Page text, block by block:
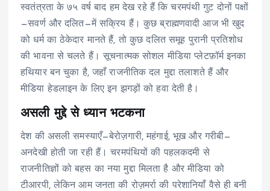
स्वतंत्रता के ७५ वर्ष बाद हम देख रहे हैं कि चरमपंथी गुट दोनों पक्षों
—सवर्ण और दलित—में सक्रिय हैं। कुछ ब्राह्मणवादी आज भी खुद
को धर्म का ठेकेदार मानते हैं, तो कुछ दलित समूह पुरानी प्रतिशोध
की भावना से चलते हैं। सूचनात्मक सोशल मीडिया प्लेटफ़ॉर्म इनका
हथियार बन चुका है, जहाँ राजनीतिक दल मुद्दा तलाशते हैं और
मीडिया हेडलाइन के लिए इन झगड़ों को हवा देती है।
असली मुद्दे से ध्यान भटकना
देश की असली समस्याएँ—बेरोज़गारी, महंगाई, भूख और गरीबी—
अनदेखी होती जा रही हैं। चरमपंथियों की पहलकदमी से
राजनीतिज्ञों को बहस का नया मुद्दा मिलता है और मीडिया को
टीआरपी, लेकिन आम जनता की रोज़मर्रा की परेशानियाँ वैसे ही बनी